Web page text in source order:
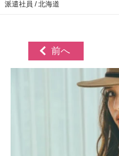
派遣社員 / 北海道
前へ